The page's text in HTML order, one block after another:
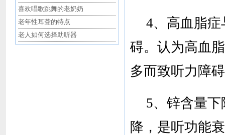
喜欢唱歌跳舞的老奶奶
老年性耳聋的特点
老人如何选择助听器
4、高血脂
碍。认为高血
多而致听力障
5、锌含量
降，是听功能